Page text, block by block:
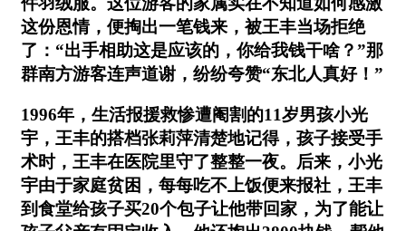
这份恩情，便掏出一笔钱来，被王丰当场拒绝
了：“出手相助这是应该的，你给我钱干啥？”那
群南方游客连声道谢，纷纷夸赞“东北人真好！”
1996年，生活报援救惨遭阉割的11岁男孩小光
宇，王丰的搭档张莉萍清楚地记得，孩子接受手
术时，王丰在医院里守了整整一夜。后来，小光
宇由于家庭贫困，每每吃不上饭便来报社，王丰
到食堂给孩子买20个包子让他带回家，为了能让